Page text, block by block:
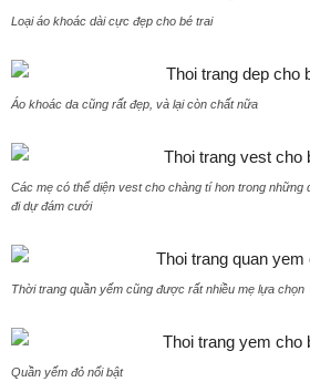
Loại áo khoác dài cực đẹp cho bé trai
Áo khoác da cũng rất đẹp, và lại còn chất nữa
Các mẹ có thể diện vest cho chàng tí hon trong những
đi dự đám cưới
Thời trang quần yếm cũng được rất nhiều mẹ lựa chọn
Quần yếm đỏ nổi bật